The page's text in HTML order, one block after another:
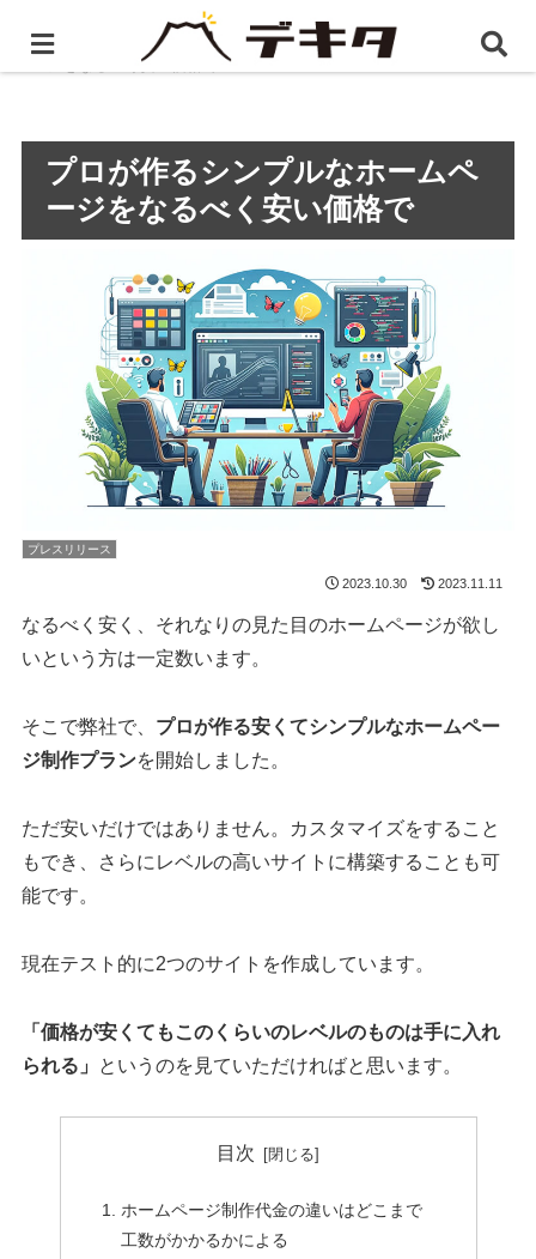
ホーム プレスリリース
プロが作るシンプルなホーム
ページをなるべく安い価格で
プロが作るシンプルなホームペ
ージをなるべく安い価格で
プレスリリース
2023.10.30 2023.11.11
なるべく安く、それなりの見た目のホームページが欲し
いという方は一定数います。
そこで弊社で、 プロが作る安くてシンプルなホームペー
ジ制作プランを開始しました。
ただ安いだけではありません。カスタマイズをすること
もでき、さらにレベルの高いサイトに構築することも可
能です。
現在テスト的に2つのサイトを作成しています。
「価格が安くてもこのくらいのレベルのものは手に入れ
られる」
というのを見ていただければと思います。
目次
ホームページ制作代金の違いはどこまで
工数がかかるかによる